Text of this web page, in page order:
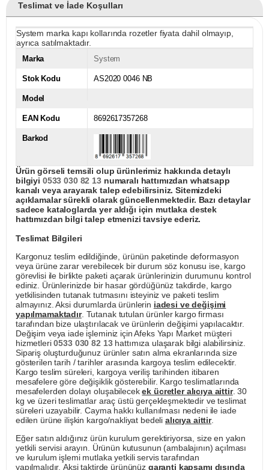
Teslimat ve İade Koşulları
System marka kapı kollarında rozetler fiyata dahil olmayıp,
ayrıca satılmaktadır.
Marka System
Stok Kodu AS2020 0046 NB
Model
EAN Kodu 8692617357268
Barkod
Ürün görseli temsili olup ürünlerimiz hakkında detaylı
bilgiyi 0533 030 82 13numaralı hattımızdan whatsapp
kanalı veya arayarak talep edebilirsiniz. Sitemizdeki
açıklamalar sürekli olarak güncellenmektedir. Bazı detaylar
sadece kataloglarda yer aldığı için mutlaka destek
hattımızdan bilgi talep etmenizi tavsiye ederiz.
Teslimat Bilgileri
Kargonuz teslim edildiğinde, ürünün paketinde deformasyon
veya ürüne zarar verebilecek bir durum söz konusu ise, kargo
görevlisi ile birlikte paketi açarak ürünlerinizin durumunu kontrol
ediniz. Ürünlerinizde bir hasar gördüğünüz takdirde, kargo
yetkilisinden tutanak tutmasını isteyiniz ve paketi teslim
almayınız. Aksi durumlarda ürünlerin iadesi ve değişimi
yapılmamaktadır. Tutanak tutulan ürünler kargo firması
tarafından bize ulaştırılacak ve ürünlerin değişimi yapılacaktır.
Değişim veya iade işleminiz için Afeks Yapı Market müşteri
hizmetleri0533 030 82 13hattımıza ulaşarak bilgi alabilirsiniz.
Sipariş oluşturduğunuz ürünler satın alma ekranlarında size
gösterilen tarih / tarihler arasında kargoya teslim edilecektir.
Kargo teslim süreleri, kargoya veriliş tarihinden itibaren
mesafelere göre değişiklik gösterebilir. Kargo teslimatlarında
mesafelerden dolayı oluşabilecekek ücretler alıcıya aittir. 30
kg ve üzeri teslimatlar araç üstü gerçekleşmektedir ve teslimat
süreleri uzayabilir. Cayma hakkı kullanılması nedeni ile iade
edilen ürüne ilişkin kargo/nakliyat bedeli alıcıya aittir.
Eğer satın aldığınız ürün kurulum gerektiriyorsa, size en yakın
yetkili servisi arayın. Ürünün kutusunun (ambalajının) açılması
ve kurulum işlemi mutlaka yetkili servis tarafından
yapılmalıdır. Aksi taktirde ürününüz garanti kapsamı dışında